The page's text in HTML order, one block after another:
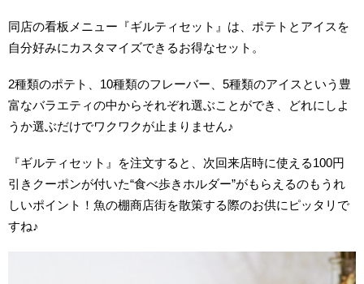
同店の看板メニュー『ギルティセット』は、ポテトとアイスを
自分好みにカスタマイズできるお得なセット。
2種類のポテト、10種類のフレーバー、5種類のアイスという豊
富なバラエティの中からそれぞれ選ぶことができ、どれにしよ
うか選ぶだけでワクワクが止まりません♪
『ギルティセット』を注文すると、次回来店時に使える100円
引きクーポンが付いた“食べ歩きホルダー”がもらえるのもうれ
しいポイント！魚の棚商店街を散策する際のお供にピッタリで
すね♪